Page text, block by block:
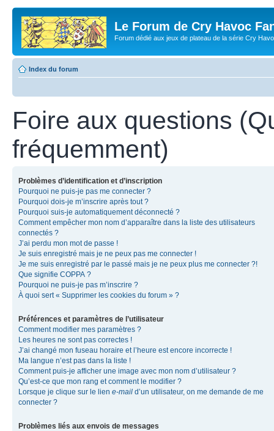
Le Forum de Cry Havoc
Forum dédié aux jeux de plateau de la série Cry
Index du forum
Foire aux questions
fréquemment)
Problèmes d’identification et d’inscription
Pourquoi ne puis-je pas me connecter ?
Pourquoi dois-je m’inscrire après tout ?
Pourquoi suis-je automatiquement déconnecté ?
Comment empêcher mon nom d’apparaître dans la liste des utilisateurs
connectés ?
J’ai perdu mon mot de passe !
Je suis enregistré mais je ne peux pas me connecter !
Je me suis enregistré par le passé mais je ne peux plus me connecter ?!
Que signifie COPPA ?
Pourquoi ne puis-je pas m’inscrire ?
À quoi sert « Supprimer les cookies du forum » ?
Préférences et paramètres de l’utilisateur
Comment modifier mes paramètres ?
Les heures ne sont pas correctes !
J’ai changé mon fuseau horaire et l’heure est encore incorrecte !
Ma langue n’est pas dans la liste !
Comment puis-je afficher une image avec mon nom d’utilisateur ?
Qu’est-ce que mon rang et comment le modifier ?
Lorsque je clique sur le lien e-mail d’un utilisateur, on me demande de me
connecter ?
Problèmes liés aux envois de messages